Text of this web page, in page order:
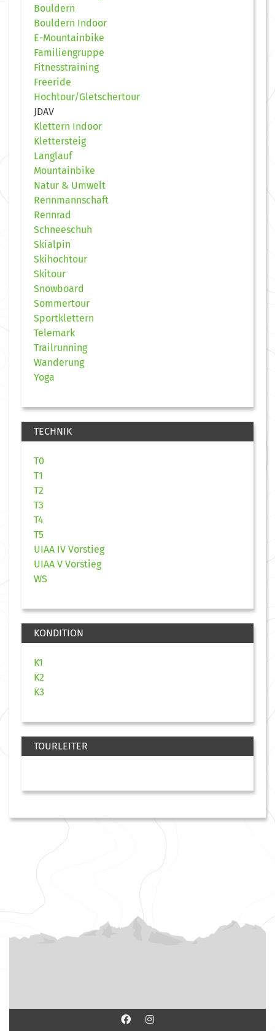
Bouldern
Bouldern Indoor
E-Mountainbike
Familiengruppe
Fitnesstraining
Freeride
Hochtour/Gletschertour
JDAV
Klettern Indoor
Klettersteig
Langlauf
Mountainbike
Natur & Umwelt
Rennmannschaft
Rennrad
Schneeschuh
Skialpin
Skihochtour
Skitour
Snowboard
Sommertour
Sportklettern
Telemark
Trailrunning
Wanderung
Yoga
TECHNIK
T0
T1
T2
T3
T4
T5
UIAA IV Vorstieg
UIAA V Vorstieg
WS
KONDITION
K1
K2
K3
TOURLEITER